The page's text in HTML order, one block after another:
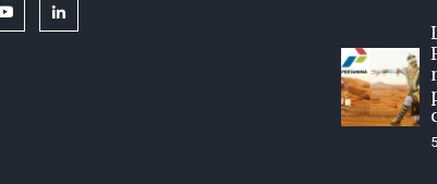
youtubelinkedin